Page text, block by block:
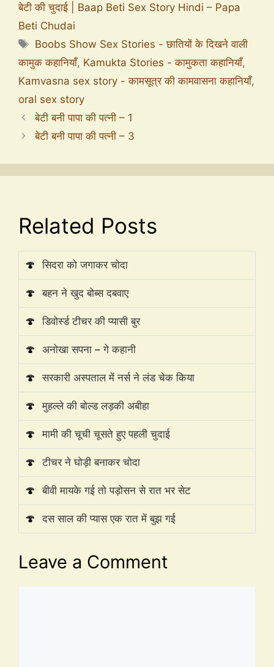
बेटी की चुदाई | Baap Beti Sex Story Hindi – Papa
Beti Chudai
Boobs Show Sex Stories - छातियों के दिखने वाली
कामुक कहानियाँ, Kamukta Stories - कामुकता कहानियाँ,
Kamvasna sex story - कामसूत्र की कामवासना कहानियाँ,
oral sex story
बेटी बनी पापा की पत्नी – 1
बेटी बनी पापा की पत्नी – 3
Related Posts
🍄 सिदरा को जगाकर चोदा
🍄 बहन ने खुद बोब्स दबवाए
🍄 डिवोर्स्ड टीचर की प्यासी बुर
🍄 अनोखा सपना – गे कहानी
🍄 सरकारी अस्पताल में नर्स ने लंड चेक किया
🍄 मुहल्ले की बोल्ड लड़की अबीहा
🍄 मामी की चूची चूसते हुए पहली चुदाई
🍄 टीचर ने घोड़ी बनाकर चोदा
🍄 बीवी मायके गई तो पड़ोसन से रात भर सेट
🍄 दस साल की प्यास एक रात में बुझ गई
Leave a Comment